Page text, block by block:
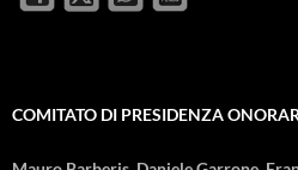
COMITATO DI PRESIDENZA